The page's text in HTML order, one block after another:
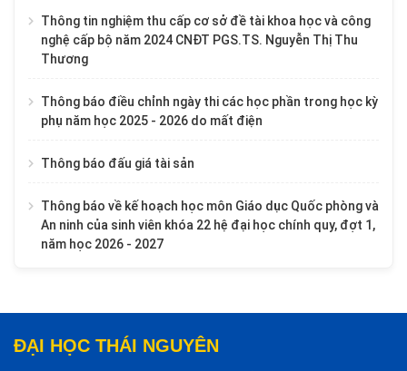
Thông tin nghiệm thu cấp cơ sở đề tài khoa học và công
nghệ cấp bộ năm 2024 CNĐT PGS.TS. Nguyễn Thị Thu
Thương
Thông báo điều chỉnh ngày thi các học phần trong học kỳ
phụ năm học 2025 - 2026 do mất điện
Thông báo đấu giá tài sản
Thông báo về kế hoạch học môn Giáo dục Quốc phòng và
An ninh của sinh viên khóa 22 hệ đại học chính quy, đợt 1,
năm học 2026 - 2027
ĐẠI HỌC THÁI NGUYÊN